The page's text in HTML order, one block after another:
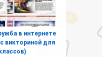
в интернете
викториной для